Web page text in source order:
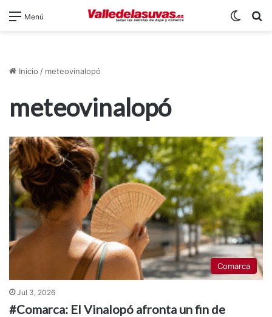
Menú
Inicio / meteovinalopó
meteovinalopó
Comarca
Jul 3, 2026
#Comarca: El Vinalopó afronta un fin de